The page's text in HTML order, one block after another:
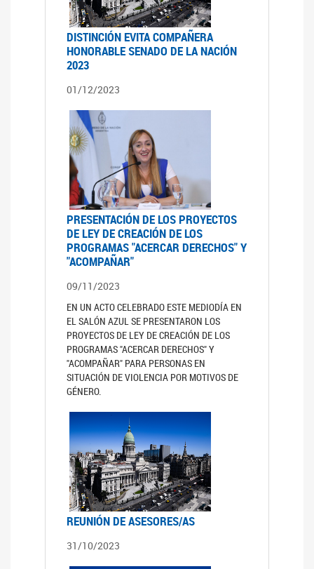
DISTINCIÓN EVITA COMPAÑERA
HONORABLE SENADO DE LA NACIÓN
2023
01/12/2023
PRESENTACIÓN DE LOS PROYECTOS
DE LEY DE CREACIÓN DE LOS
PROGRAMAS "ACERCAR DERECHOS" Y
"ACOMPAÑAR"
09/11/2023
EN UN ACTO CELEBRADO ESTE MEDIODÍA EN
EL SALÓN AZUL SE PRESENTARON LOS
PROYECTOS DE LEY DE CREACIÓN DE LOS
PROGRAMAS "ACERCAR DERECHOS" Y
"ACOMPAÑAR" PARA PERSONAS EN
SITUACIÓN DE VIOLENCIA POR MOTIVOS DE
GÉNERO.
REUNIÓN DE ASESORES/AS
31/10/2023